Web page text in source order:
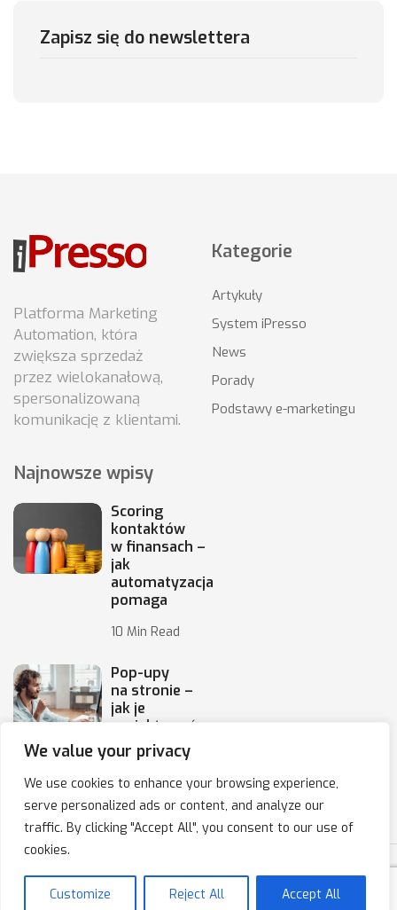
We value your privacy
We use cookies to enhance your browsing experience,
serve personalized ads or content, and analyze our
traffic. By clicking "Accept All", you consent to our use of
cookies.
Customize Reject All Accept All
Zapisz się do newslettera
Platforma Marketing
Automation, która
zwiększa sprzedaż
przez wielokanałową,
spersonalizowaną
komunikację z klientami.
Kategorie
Artykuły
System iPresso
News
Porady
Podstawy e-marketingu
Najnowsze wpisy
Scoring
kontaktów
w finansach –
jak
automatyzacja
pomaga
10 Min Read
Pop-upy
na stronie –
jak je
projektować,
by
10 Min Read
Copyright © 2020-2025 IPresso S.A. Marketing Automation
Polityka prywatności